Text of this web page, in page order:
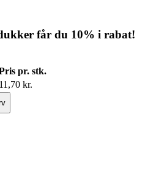
får du 10% i rabat!
pr. stk.
11,70 kr.